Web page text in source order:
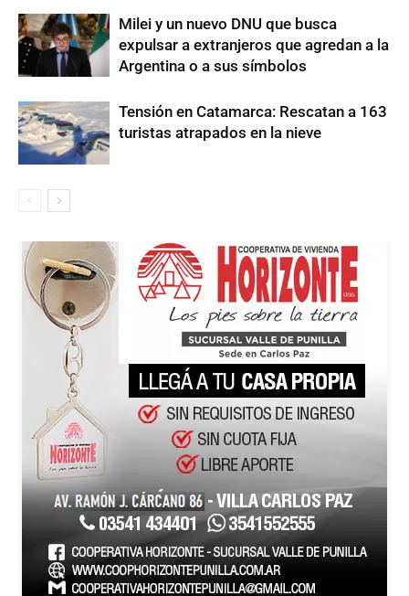
Milei y un nuevo DNU que busca
expulsar a extranjeros que agredan a la
Argentina o a sus símbolos
Tensión en Catamarca: Rescatan a 163
turistas atrapados en la nieve